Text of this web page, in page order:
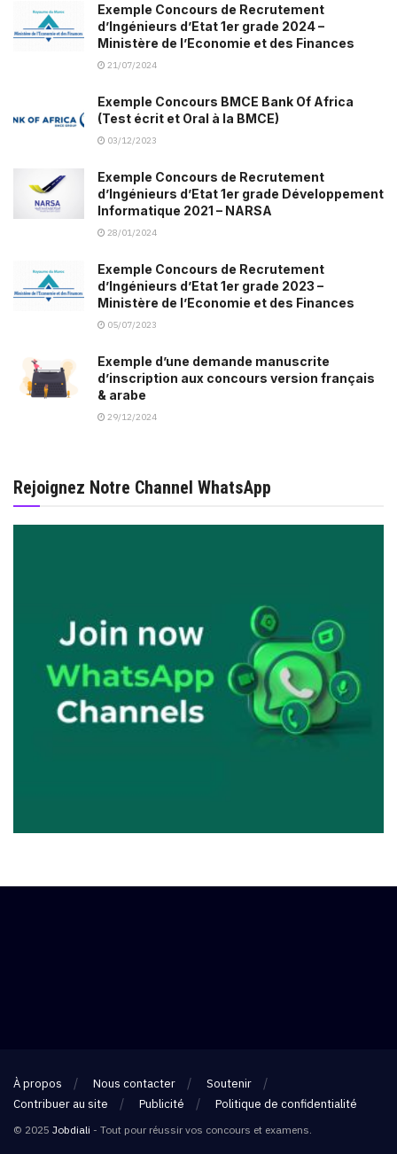
Exemple Concours de Recrutement
d’Ingénieurs d’Etat 1er grade 2024 –
Ministère de l’Economie et des Finances
21/07/2024
Exemple Concours BMCE Bank Of Africa
(Test écrit et Oral à la BMCE)
03/12/2023
Exemple Concours de Recrutement
d’Ingénieurs d’Etat 1er grade Développement
Informatique 2021 – NARSA
28/01/2024
Exemple Concours de Recrutement
d’Ingénieurs d’Etat 1er grade 2023 –
Ministère de l’Economie et des Finances
05/07/2023
Exemple d’une demande manuscrite
d’inscription aux concours version français
& arabe
29/12/2024
Rejoignez Notre Channel WhatsApp
À propos Nous contacter
Soutenir
Contribuer au site
Publicité Politique de confidentialité
© 2025 Jobdiali - Tout pour réussir vos concours et examens.